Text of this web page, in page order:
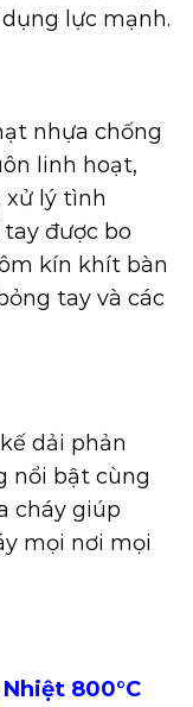
lực mạnh.
nhựa chống
linh hoạt,
xử lý tình
được bo
kín khít bàn
tay và các
dải phản
nổi bật cùng
cháy giúp
mọi nơi mọi
800°C